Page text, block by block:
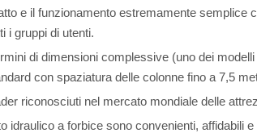
e il funzionamento estremamente semplice
i gruppi di utenti.
di dimensioni complessive (uno dei
con spaziatura delle colonne fino a 7,5
riconosciuti nel mercato mondiale delle
a forbice sono convenienti, affidabili